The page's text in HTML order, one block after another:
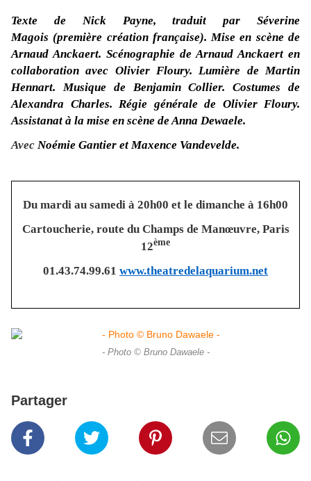
Texte de Nick Payne, traduit par Séverine
Magois (première création française). Mise en scène de
Arnaud Anckaert. Scénographie de Arnaud Anckaert en
collaboration avec Olivier Floury. Lumière de Martin
Hennart. Musique de Benjamin Collier. Costumes de
Alexandra Charles. Régie générale de Olivier Floury.
Assistanat à la mise en scène de Anna Dewaele.
Avec Noémie Gantier et Maxence Vandevelde.
Du mardi au samedi à 20h00 et le dimanche à 16h00
Cartoucherie, route du Champs de Manœuvre, Paris
12ème
01.43.74.99.61 www.theatredelaquarium.net
- Photo © Bruno Dawaele -
Partager